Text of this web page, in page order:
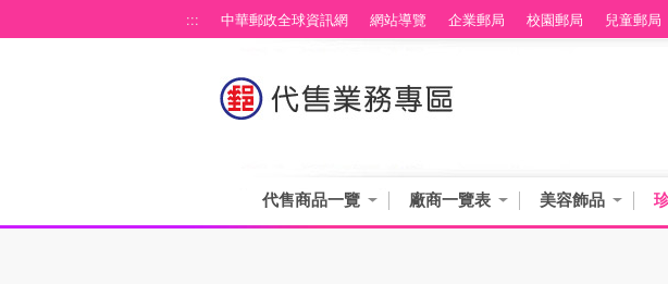
::: 中華郵政全球資訊網 網站導覽 企業郵局 校園郵局 兒童郵局
代售商品一覽 廠商一覽表 美容飾品